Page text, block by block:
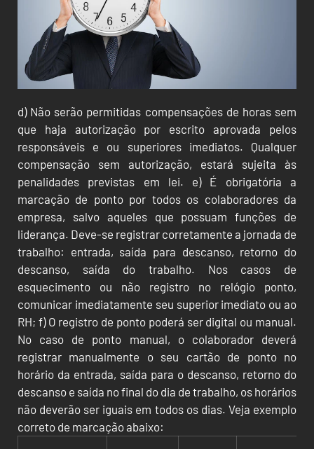
d) Não serão permitidas compensações de horas sem
que haja autorização por escrito aprovada pelos
responsáveis e ou superiores imediatos. Qualquer
compensação sem autorização, estará sujeita às
penalidades previstas em lei. e) É obrigatória a
marcação de ponto por todos os colaboradores da
empresa, salvo aqueles que possuam funções de
liderança. Deve-se registrar corretamente a jornada de
trabalho: entrada, saída para descanso, retorno do
descanso, saída do trabalho. Nos casos de
esquecimento ou não registro no relógio ponto,
comunicar imediatamente seu superior imediato ou ao
RH; f) O registro de ponto poderá ser digital ou manual.
No caso de ponto manual, o colaborador deverá
registrar manualmente o seu cartão de ponto no
horário da entrada, saída para o descanso, retorno do
descanso e saída no final do dia de trabalho, os horários
não deverão ser iguais em todos os dias. Veja exemplo
correto de marcação abaixo: